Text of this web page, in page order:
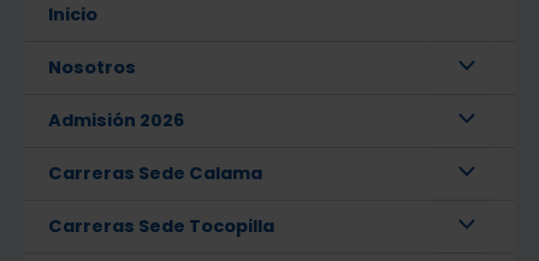
Inicio
Nosotros
Admisión 2026
Carreras Sede Calama
Carreras Sede Tocopilla